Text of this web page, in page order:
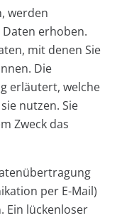
werden
erhoben.
mit denen Sie
Die
erläutert, welche
nutzen. Sie
Zweck das
per E-Mail)
Ein lückenloser